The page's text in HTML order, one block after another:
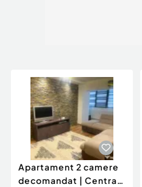
Apartament 2 camere
decomandat | Centrală